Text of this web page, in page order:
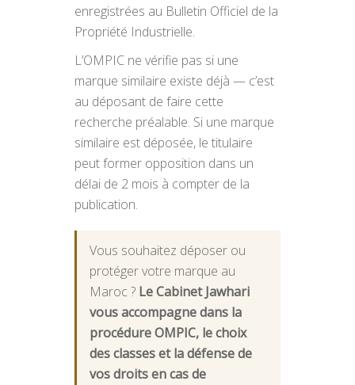
enregistrées au Bulletin Officiel de la
Propriété Industrielle.
L’OMPIC ne vérifie pas si une
marque similaire existe déjà — c’est
au déposant de faire cette
recherche préalable. Si une marque
similaire est déposée, le titulaire
peut former opposition dans un
délai de 2 mois à compter de la
publication.
Vous souhaitez déposer ou
protéger votre marque au
Maroc ? Le Cabinet Jawhari
vous accompagne dans la
procédure OMPIC, le choix
des classes et la défense de
vos droits en cas de